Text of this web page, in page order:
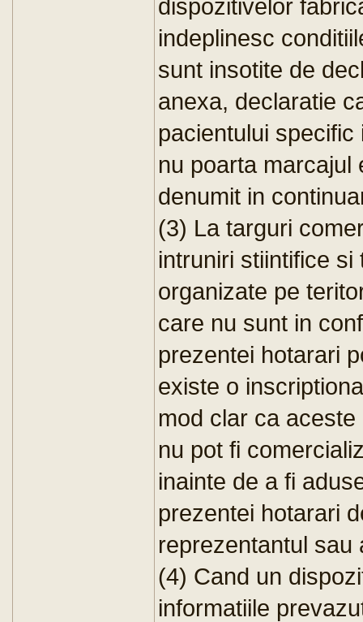
dispozitivelor
indeplinesc
sunt insotite de
anexa, declaratie
pacientului
nu poarta marcajul
denumit in
(3) La targuri
intruniri stiintifice
organizate pe
care nu sunt in
prezentei hotarari
existe o
mod clar ca
nu pot fi
inainte de a fi
prezentei hotarari
reprezentantul sau
(4) Cand un
informatiile